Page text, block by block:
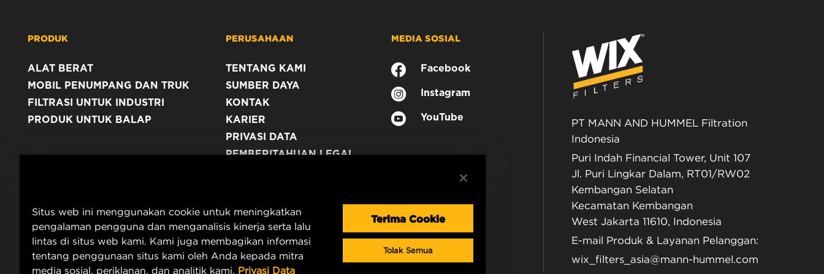
PRODUK
ALAT BERAT
MOBIL PENUMPANG DAN TRUK
FILTRASI UNTUK INDUSTRI
PRODUK UNTUK BALAP
PERUSAHAAN
TENTANG KAMI
SUMBER DAYA
KONTAK
KARIER
PRIVASI DATA
PEMBERITAHUAN LEGAL
MEDIA SOSIAL
Facebook
Instagram
YouTube
PT MANN AND HUMMEL Filtration
Indonesia
Puri Indah Financial Tower, Unit 107
Jl. Puri Lingkar Dalam, RT01/RW02
Kembangan Selatan
Kecamatan Kembangan
West Jakarta 11610, Indonesia
E-mail Produk & Layanan Pelanggan:
wix_filters_asia@mann-hummel.com
Situs web ini menggunakan cookie untuk meningkatkan
pengalaman pengguna dan menganalisis kinerja serta lalu
lintas di situs web kami. Kami juga membagikan informasi
tentang penggunaan situs kami oleh Anda kepada mitra
media sosial, periklanan, dan analitik kami. Privasi Data
Terima Cookie
Tolak Semua